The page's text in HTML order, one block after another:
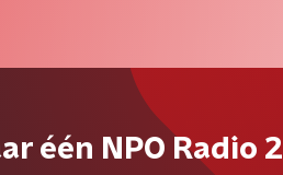
één NPO Radio 2